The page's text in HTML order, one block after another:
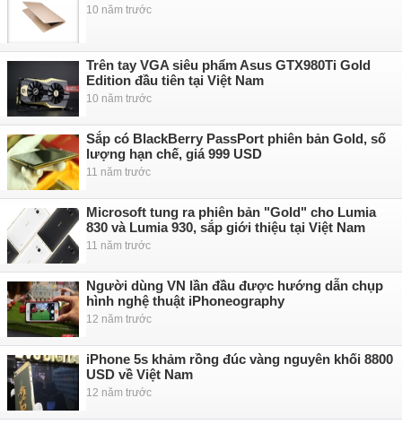
10 năm trước
Trên tay VGA siêu phẩm Asus GTX980Ti Gold
Edition đầu tiên tại Việt Nam
10 năm trước
Sắp có BlackBerry PassPort phiên bản Gold, số
lượng hạn chế, giá 999 USD
11 năm trước
Microsoft tung ra phiên bản "Gold" cho Lumia
830 và Lumia 930, sắp giới thiệu tại Việt Nam
11 năm trước
Người dùng VN lần đầu được hướng dẫn chụp
hình nghệ thuật iPhoneography
12 năm trước
iPhone 5s khảm rồng đúc vàng nguyên khối 8800
USD về Việt Nam
12 năm trước